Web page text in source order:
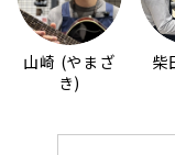
山崎 (やまざ
き)
柴